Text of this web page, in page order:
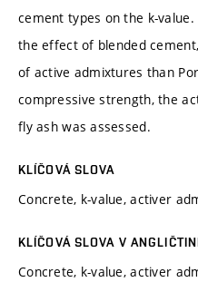
cement types on the k-
the effect of blended
of active admixtures than
compressive strength, the
fly ash was assessed.
KLÍČOVÁ SLOVA
Concrete, k-value, activer
KLÍČOVÁ SLOVA V
Concrete, k-value, activer